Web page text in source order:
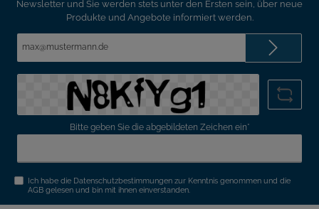
Newsletter und Sie werden stets unter den Ersten sein, über neue
Produkte und Angebote informiert werden.
Bitte geben Sie die abgebildeten Zeichen ein*
Ich habe die Datenschutzbestimmungen zur Kenntnis genommen und die
AGB gelesen und bin mit ihnen einverstanden.